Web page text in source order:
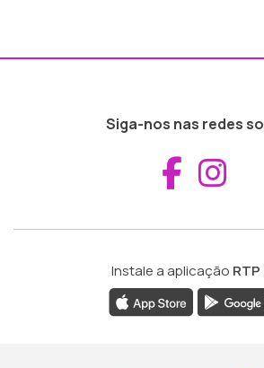
Siga-nos nas redes
Instale a aplicação